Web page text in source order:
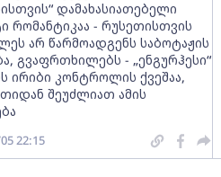
დამახასიათებელი
რომანტიკაა - რუსეთისთვის
არ წარმოადგენს საბოტაჟის
გვაფრთხილებს - „ენგურჰესი“
ირიბი კონტროლის ქვეშაა,
შეუძლიათ ამის
22:15